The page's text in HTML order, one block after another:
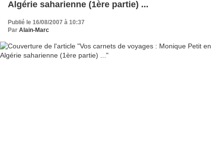
Algérie saharienne (1ère partie) ...
Publié le 16/08/2007 à 10:37
Par Alain-Marc